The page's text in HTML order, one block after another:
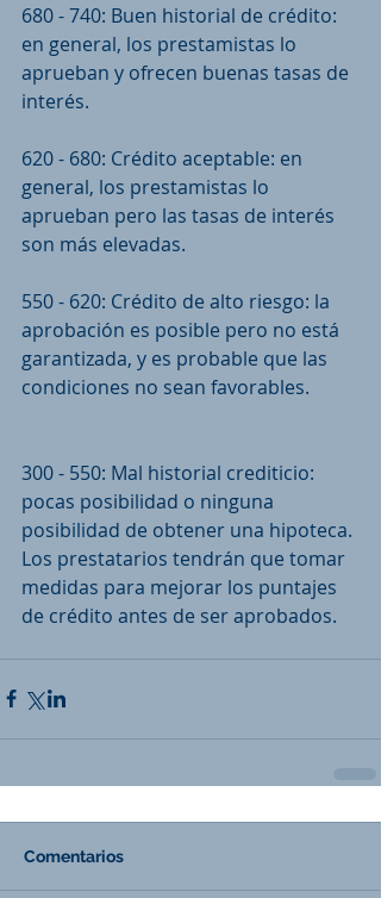
680 - 740: Buen historial de crédito:
en general, los prestamistas lo
aprueban y ofrecen buenas tasas de
interés.
620 - 680: Crédito aceptable: en
general, los prestamistas lo
aprueban pero las tasas de interés
son más elevadas.
550 - 620: Crédito de alto riesgo: la
aprobación es posible pero no está
garantizada, y es probable que las
condiciones no sean favorables.
300 - 550: Mal historial crediticio:
pocas posibilidad o ninguna
posibilidad de obtener una hipoteca.
Los prestatarios tendrán que tomar
medidas para mejorar los puntajes
de crédito antes de ser aprobados.
Comentarios